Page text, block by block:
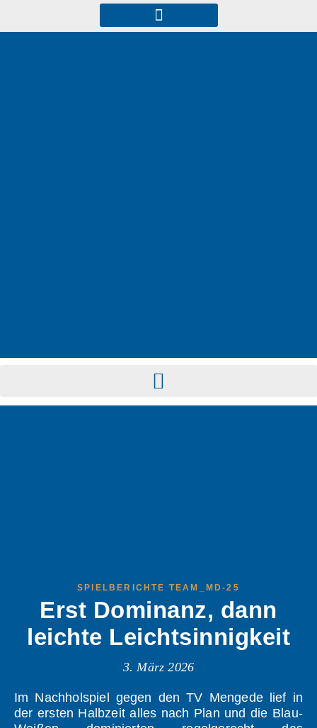
SPIELBERICHTE TEAM_MD-25
Erst Dominanz, dann
leichte Leichtsinnigkeit
3. März 2026
Im Nachholspiel gegen den TV Mengede lief in
der ersten Halbzeit alles nach Plan und die Blau-